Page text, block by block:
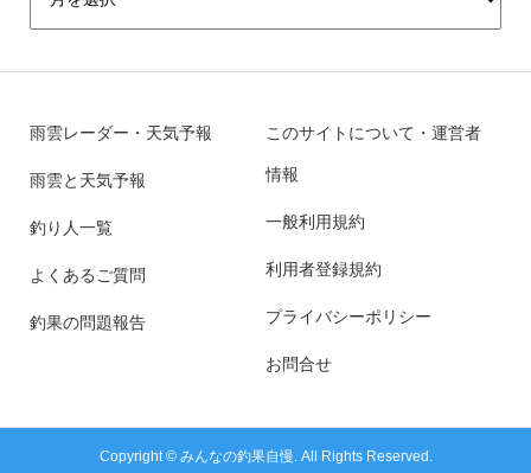
雨雲レーダー・天気予報
雨雲と天気予報
釣り人一覧
よくあるご質問
釣果の問題報告
このサイトについて・運営者
情報
一般利用規約
利用者登録規約
プライバシーポリシー
お問合せ
Copyright ©みんなの釣果自慢. All Rights Reserved.